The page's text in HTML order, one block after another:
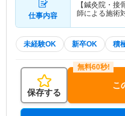
仕事内容
【鍼灸院・
師による施術
未経験OK 新卒OK 積
保存する
こ